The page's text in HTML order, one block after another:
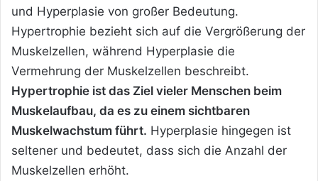
und Hyperplasie von großer Bedeutung.
Hypertrophie bezieht sich auf die Vergrößerung der
Muskelzellen, während Hyperplasie die
Vermehrung der Muskelzellen beschreibt.
Hypertrophie ist das Ziel vieler Menschen beim
Muskelaufbau, da es zu einem sichtbaren
Muskelwachstum führt. Hyperplasie hingegen ist
seltener und bedeutet, dass sich die Anzahl der
Muskelzellen erhöht.